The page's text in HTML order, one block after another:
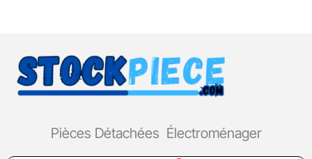
contenu
Pièces Détachées Électroménager